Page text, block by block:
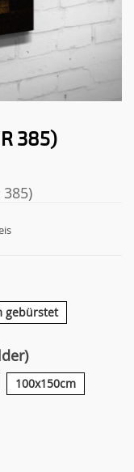
385)
385)
gebürstet
100x150cm